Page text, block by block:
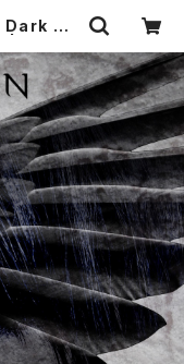
Sk
shop